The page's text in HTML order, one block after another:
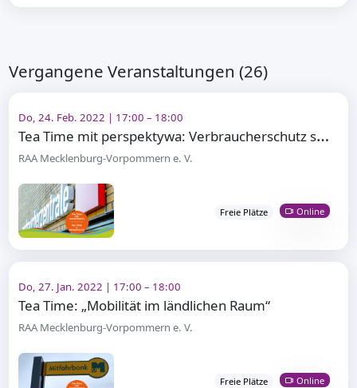
Vergangene Veranstaltungen (26)
Do, 24. Feb. 2022 | 17:00 – 18:00
T
ea Time mit perspektywa: Verbraucherschutz stärken
RAA Mecklenburg-Vorpommern e. V.
Freie Plätze Online
Do, 27. Jan. 2022 | 17:00 – 18:00
Tea Time: „Mobilität im ländlichen Raum“
RAA Mecklenburg-Vorpommern e. V.
Freie Plätze Online